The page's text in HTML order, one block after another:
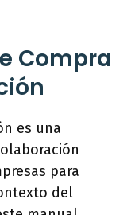
Compra
es una
para
del